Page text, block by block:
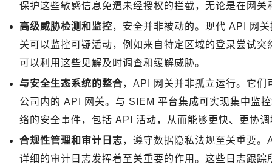
保护这些敏感信息免遭未经授权的拦截，无论是在网
高级威胁检测和监控，安全并非被动的。现代 API 网
关可以监控可疑活动，例如来自特定区域的登录尝试
可以利用这些见解及时调查和缓解威胁。
与安全生态系统的整合，API 网关并非孤立运行。它
公司内的 API 网关。与 SIEM 平台集成可实现集中监
络的安全事件，包括 API 活动，从而能够更快、更协
合规性管理和审计日志，遵守数据隐私法规至关重要
详细的审计日志发挥着至关重要的作用。这些日志跟